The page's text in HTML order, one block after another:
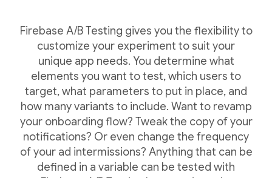
Firebase A/B Testing gives you the flexibility to
customize your experiment to suit your
unique app needs. You determine what
elements you want to test, which users to
target, what parameters to put in place, and
how many variants to include. Want to revamp
your onboarding flow? Tweak the copy of your
notifications? Or even change the frequency
of your ad intermissions? Anything that can be
defined in a variable can be tested with